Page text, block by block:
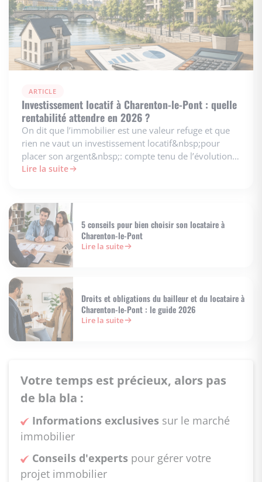
ARTICLE
Investissement locatif à Charenton-le-Pont : quelle
rentabilité attendre en 2026 ?
On dit que l’immobilier est une valeur refuge et que
rien ne vaut un investissement locatif&nbsp;pour
placer son argent&nbsp;: compte tenu de l’évolution
du mar…
Lire la suite
5 conseils pour bien choisir son locataire à
Charenton-le-Pont
Lire la suite
Droits et obligations du bailleur et du locataire à
Charenton-le-Pont : le guide 2026
Lire la suite
Votre temps est précieux, alors pas
de bla bla :
Informations exclusives sur le marché
immobilier
Conseils d'experts pour gérer votre
projet immobilier